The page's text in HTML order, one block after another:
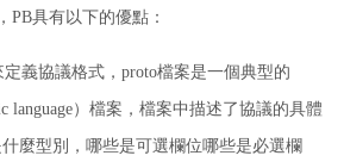
PB具有以下的優點：
義協議格式，proto檔案是一個典型的
language）檔案，檔案中描述了協議的具體
麼型別，哪些是可選欄位哪些是必選欄